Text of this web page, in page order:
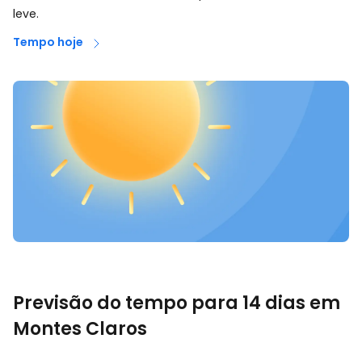
leve.
Tempo hoje
Previsão do tempo para 14 dias em
Montes Claros